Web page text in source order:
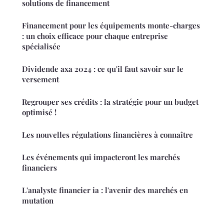
solutions de financement
Financement pour les équipements monte-charges
: un choix efficace pour chaque entreprise
spécialisée
Dividende axa 2024 : ce qu'il faut savoir sur le
versement
Regrouper ses crédits : la stratégie pour un budget
optimisé !
Les nouvelles régulations financières à connaître
Les événements qui impacteront les marchés
financiers
L'analyste financier ia : l'avenir des marchés en
mutation